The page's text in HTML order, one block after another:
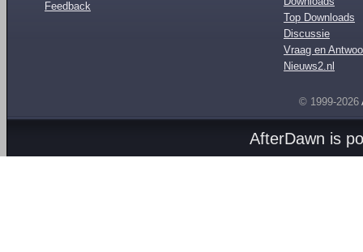
Feedback
Top Downloads
Discussie
Vraag en
Nieuws2.nl
© 1999-2026
AfterDawn is